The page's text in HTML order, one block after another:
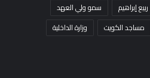
ربيع إبراهيم
سمو ولي العهد
مساجد الكويت
وزارة الداخلية